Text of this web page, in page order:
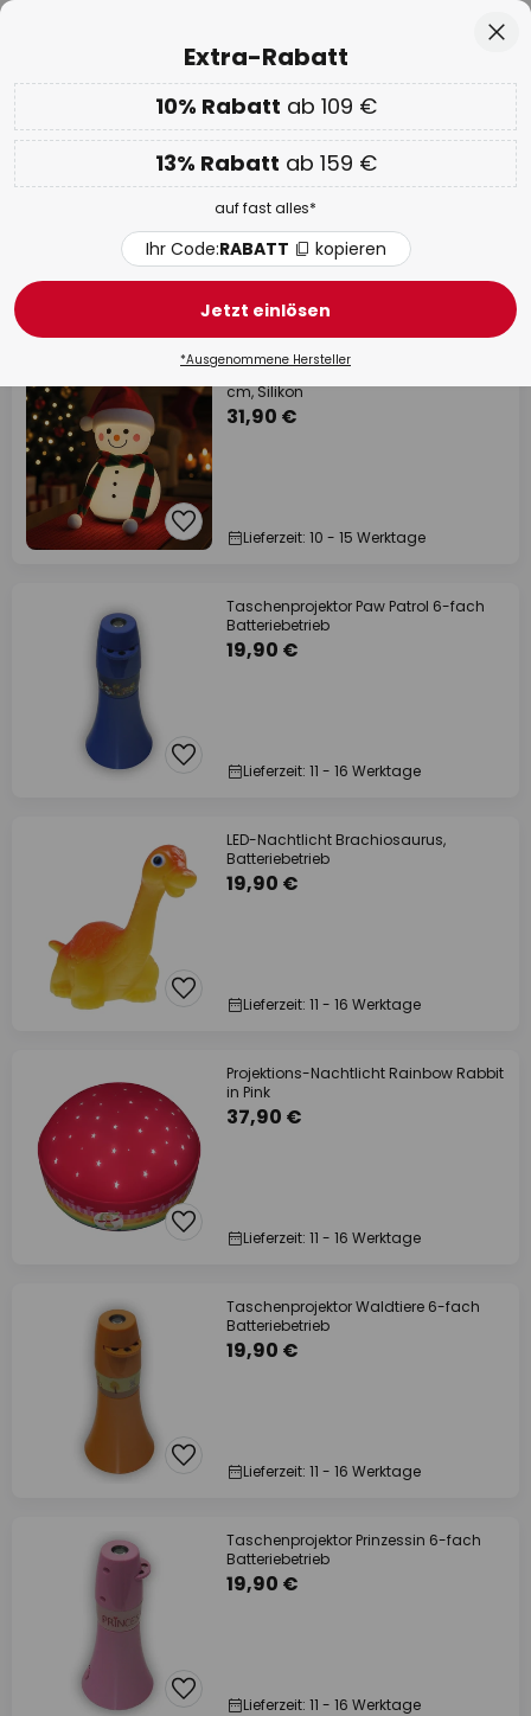
EXTRA 10% ab 109 € & 13% ab 159 € auf fast alles
Code:RABATT kopieren
WOW Week:Bis zu -70%
Nachtlichter & Steckdosenlampen
87 Artikel
LED-Akkulampe Paule, weiß, Höhe 22
cm, Silikon
31,90 €
Lieferzeit: 10 - 15 Werktage
Taschenprojektor Paw Patrol 6-fach
Batteriebetrieb
19,90 €
Lieferzeit: 11 - 16 Werktage
LED-Nachtlicht Brachiosaurus,
Batteriebetrieb
19,90 €
Lieferzeit: 11 - 16 Werktage
Projektions-Nachtlicht Rainbow Rabbit
in Pink
37,90 €
Lieferzeit: 11 - 16 Werktage
Taschenprojektor Waldtiere 6-fach
Batteriebetrieb
19,90 €
Lieferzeit: 11 - 16 Werktage
Taschenprojektor Prinzessin 6-fach
Batteriebetrieb
19,90 €
Lieferzeit: 11 - 16 Werktage
Extra-Rabatt
10% Rabatt ab 109 €
13% Rabatt ab 159 €
auf fast alles*
Ihr Code:RABATT kopieren
Jetzt einlösen
*Ausgenommene Hersteller